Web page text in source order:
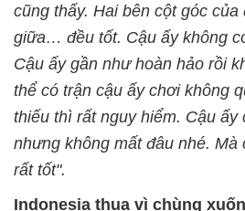
cũng thấy. Hai bên cột góc
giữa… đều tốt. Cậu ấy không
Cậu ấy gần như hoàn hảo rồi
thể có trận cậu ấy chơi không
thiếu thì rất nguy hiểm. Cậu ấy
nhưng không mất đâu nhé. Mà
rất tốt".
Indonesia thua vì chùng